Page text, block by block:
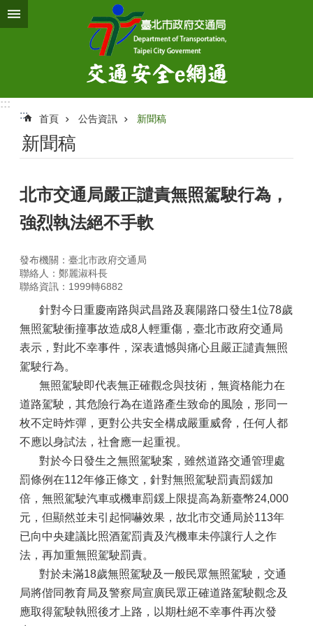
跳到主要內容區塊
:::
:::
首頁 公告資訊 新聞稿
新聞稿
北市交通局嚴正譴責無照駕駛行為，
強烈執法絕不手軟
發布機關：臺北市政府交通局
聯絡人：鄭麗淑科長
聯絡資訊：1999轉6882
針對今日重慶南路與武昌路及襄陽路口發生1位78歲
無照駕駛衝撞事故造成8人輕重傷，臺北市政府交通局
表示，對此不幸事件，深表遺憾與痛心且嚴正譴責無照
駕駛行為。
無照駕駛即代表無正確觀念與技術，無資格能力在
道路駕駛，其危險行為在道路產生致命的風險，形同一
枚不定時炸彈，更對公共安全構成嚴重威脅，任何人都
不應以身試法，社會應一起重視。
對於今日發生之無照駕駛案，雖然道路交通管理處
罰條例在112年修正條文，針對無照駕駛罰責罰鍰加
倍，無照駕駛汽車或機車罰鍰上限提高為新臺幣24,000
元，但顯然並未引起恫嚇效果，故北市交通局於113年
已向中央建議比照酒駕罰責及汽機車未停讓行人之作
法，再加重無照駕駛罰責。
對於未滿18歲無照駕駛及一般民眾無照駕駛，交通
局將偕同教育局及警察局宣廣民眾正確道路駕駛觀念及
應取得駕駛執照後才上路，以期杜絕不幸事件再次發